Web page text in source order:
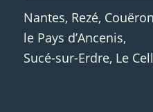
Nantes, Rezé,
le Pays d’Ancenis,
Sucé-sur-Erdre, Le